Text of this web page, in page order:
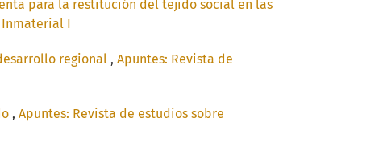
para la restitución del tejido social en las
Inmaterial I
regional , Apuntes: Revista de
, Apuntes: Revista de estudios sobre